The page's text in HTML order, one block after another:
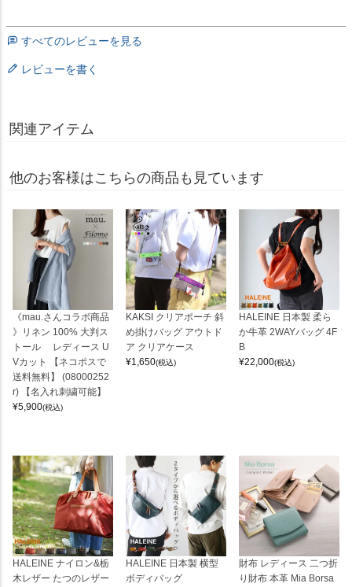
すべてのレビューを見る
レビューを書く
関連アイテム
他のお客様はこちらの商品も見ています
《mau.さんコラボ商品
》リネン 100% 大判ス
トール レディース U
Vカット 【ネコポスで
送料無料】 (08000252
r) 【名入れ刺繍可能】
¥5,900(税込)
KAKSI クリアポーチ 斜
め掛けバッグ アウトド
ア クリアケース
¥1,650(税込)
HALEINE 日本製 柔ら
か牛革 2WAYバッグ 4F
B
¥22,000(税込)
HALEINE ナイロン&栃
木レザー たつのレザー
HALEINE 日本製 横型
ボディバッグ
財布 レディース 二つ折
り財布 本革 Mia Borsa